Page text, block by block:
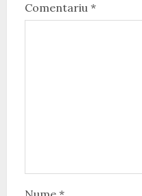
Comentariu *